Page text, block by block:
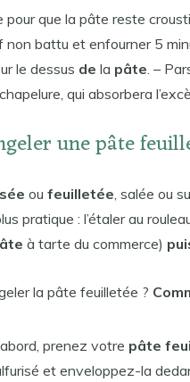
pour que la pâte reste
non battu et enfourner 5
le dessus de la pâte . –
chapelure, qui absorbera
une pâte
ou feuilletée, salée ou
pratique : l’étaler au
à tarte du commerce)
la pâte feuilletée ?
prenez votre pâte
et enveloppez-la